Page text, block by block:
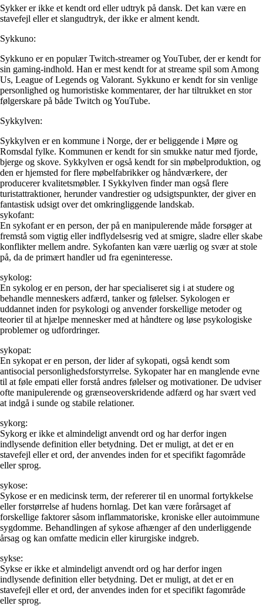
Sykker er ikke et kendt ord eller udtryk på dansk. Det kan være en
stavefejl eller et slangudtryk, der ikke er alment kendt.
Sykkuno:
Sykkuno er en populær Twitch-streamer og YouTuber, der er kendt for
sin gaming-indhold. Han er mest kendt for at streame spil som Among
Us, League of Legends og Valorant. Sykkuno er kendt for sin venlige
personlighed og humoristiske kommentarer, der har tiltrukket en stor
følgerskare på både Twitch og YouTube.
Sykkylven:
Sykkylven er en kommune i Norge, der er beliggende i Møre og
Romsdal fylke. Kommunen er kendt for sin smukke natur med fjorde,
bjerge og skove. Sykkylven er også kendt for sin møbelproduktion, og
den er hjemsted for flere møbelfabrikker og håndværkere, der
producerer kvalitetsmøbler. I Sykkylven finder man også flere
turistattraktioner, herunder vandrestier og udsigtspunkter, der giver en
fantastisk udsigt over det omkringliggende landskab.
sykofant:
En sykofant er en person, der på en manipulerende måde forsøger at
fremstå som vigtig eller indflydelsesrig ved at smigre, sladre eller skabe
konflikter mellem andre. Sykofanten kan være uærlig og svær at stole
på, da de primært handler ud fra egeninteresse.
sykolog:
En sykolog er en person, der har specialiseret sig i at studere og
behandle menneskers adfærd, tanker og følelser. Sykologen er
uddannet inden for psykologi og anvender forskellige metoder og
teorier til at hjælpe mennesker med at håndtere og løse psykologiske
problemer og udfordringer.
sykopat:
En sykopat er en person, der lider af sykopati, også kendt som
antisocial personlighedsforstyrrelse. Sykopater har en manglende evne
til at føle empati eller forstå andres følelser og motivationer. De udviser
ofte manipulerende og grænseoverskridende adfærd og har svært ved
at indgå i sunde og stabile relationer.
sykorg:
Sykorg er ikke et almindeligt anvendt ord og har derfor ingen
indlysende definition eller betydning. Det er muligt, at det er en
stavefejl eller et ord, der anvendes inden for et specifikt fagområde
eller sprog.
sykose:
Sykose er en medicinsk term, der refererer til en unormal fortykkelse
eller forstørrelse af hudens hornlag. Det kan være forårsaget af
forskellige faktorer såsom inflammatoriske, kroniske eller autoimmune
sygdomme. Behandlingen af sykose afhænger af den underliggende
årsag og kan omfatte medicin eller kirurgiske indgreb.
sykse:
Sykse er ikke et almindeligt anvendt ord og har derfor ingen
indlysende definition eller betydning. Det er muligt, at det er en
stavefejl eller et ord, der anvendes inden for et specifikt fagområde
eller sprog.